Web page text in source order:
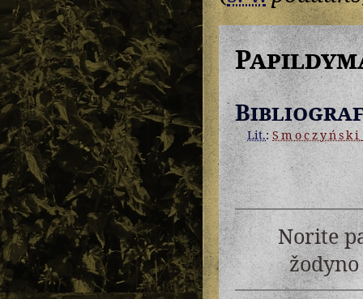
Lit.:Smoczyński
Norite